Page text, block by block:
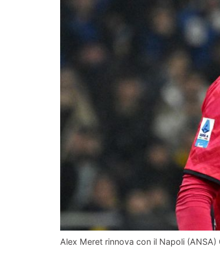
Alex Meret rinnova con il Napoli (ANSA)